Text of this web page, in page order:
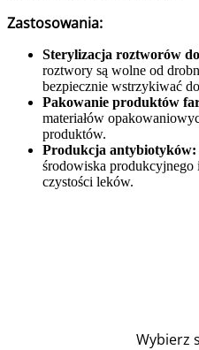
Zastosowania:
Sterylizacja roztworów
roztwory są wolne od
bezpiecznie wstrzykiwać
Pakowanie produktów
materiałów
produktów.
Produkcja antybiotyków:
środowiska produkcyjnego
czystości leków.
Wybierz